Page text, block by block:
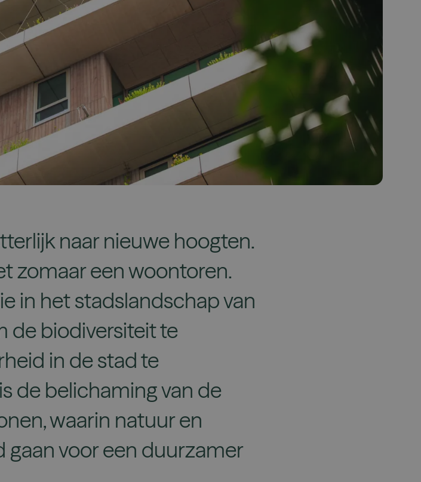
naar nieuwe hoogten.
zomaar een woontoren.
in het stadslandschap van
de biodiversiteit te
in de stad te
de belichaming van de
waarin natuur en
voor een duurzamer